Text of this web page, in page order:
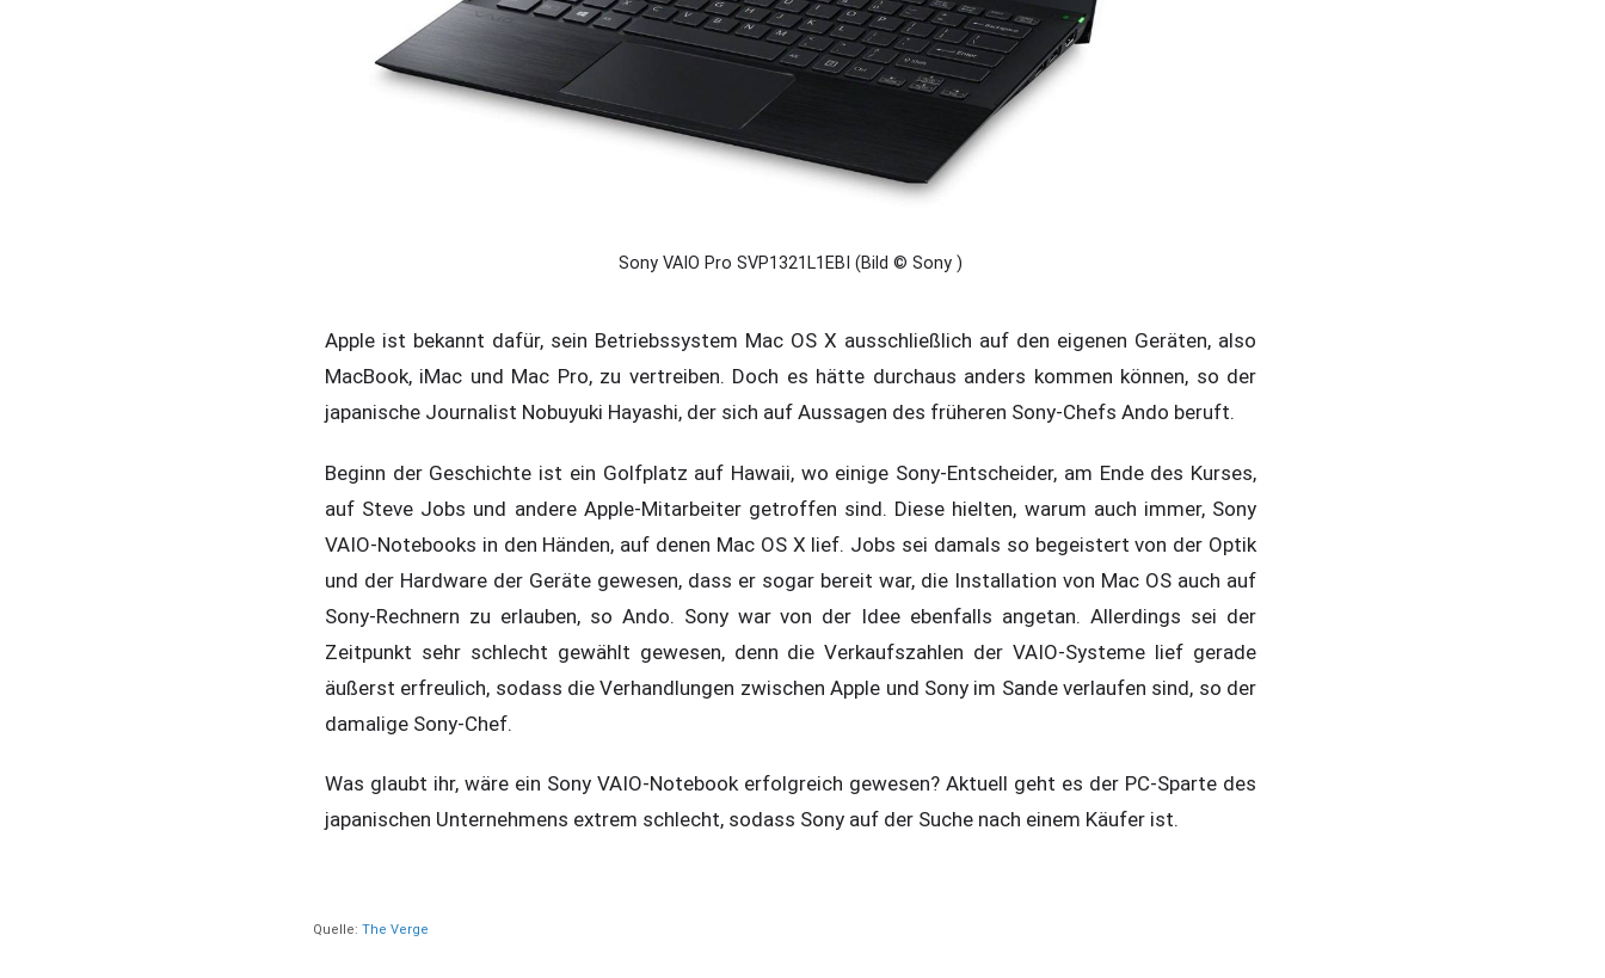
Sony VAIO Pro SVP1321L1EBI (Bild © Sony )
Apple ist bekannt dafür, sein Betriebssystem Mac OS X ausschließlich auf den eigenen Geräten, also
MacBook, iMac und Mac Pro, zu vertreiben. Doch es hätte durchaus anders kommen können, so der
japanische Journalist Nobuyuki Hayashi, der sich auf Aussagen des früheren Sony-Chefs Ando beruft.
Beginn der Geschichte ist ein Golfplatz auf Hawaii, wo einige Sony-Entscheider, am Ende des Kurses,
auf Steve Jobs und andere Apple-Mitarbeiter getroffen sind. Diese hielten, warum auch immer, Sony
VAIO-Notebooks in den Händen, auf denen Mac OS X lief. Jobs sei damals so begeistert von der Optik
und der Hardware der Geräte gewesen, dass er sogar bereit war, die Installation von Mac OS auch auf
Sony-Rechnern zu erlauben, so Ando. Sony war von der Idee ebenfalls angetan. Allerdings sei der
Zeitpunkt sehr schlecht gewählt gewesen, denn die Verkaufszahlen der VAIO-Systeme lief gerade
äußerst erfreulich, sodass die Verhandlungen zwischen Apple und Sony im Sande verlaufen sind, so der
damalige Sony-Chef.
Was glaubt ihr, wäre ein Sony VAIO-Notebook erfolgreich gewesen? Aktuell geht es der PC-Sparte des
japanischen Unternehmens extrem schlecht, sodass Sony auf der Suche nach einem Käufer ist.
Quelle: The Verge